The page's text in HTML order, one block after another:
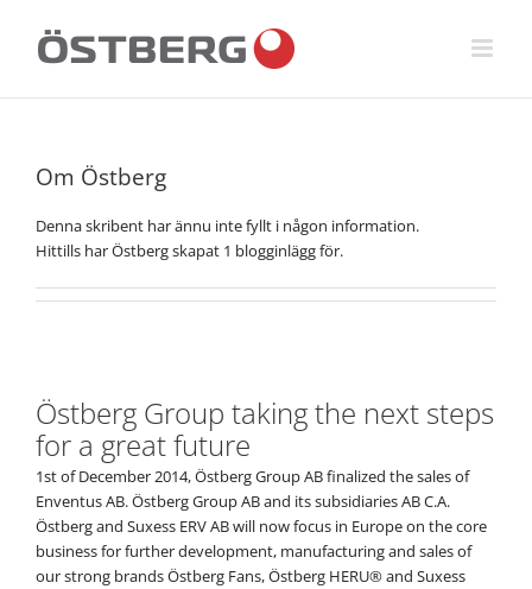
innehållet
Om Östberg
Denna skribent har ännu inte fyllt i någon information.
Hittills har Östberg skapat 1 blogginlägg för.
Östberg Group taking the next steps
for a great future
1st of December 2014, Östberg Group AB finalized the sales of
Enventus AB. Östberg Group AB and its subsidiaries AB C.A.
Östberg and Suxess ERV AB will now focus in Europe on the core
business for further development, manufacturing and sales of
our strong brands Östberg Fans, Östberg HERU® and Suxess